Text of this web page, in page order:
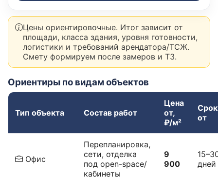
Цены ориентировочные. Итог зависит от
площади, класса здания, уровня готовности,
логистики и требований арендатора/ТСЖ.
Смету формируем после замеров и ТЗ.
Ориентиры по видам объектов
Тип объекта Состав работ
Цена
от,
₽/м²
от
Офис
Перепланировка,
сети, отделка
под open-space/
кабинеты
9
900
дней